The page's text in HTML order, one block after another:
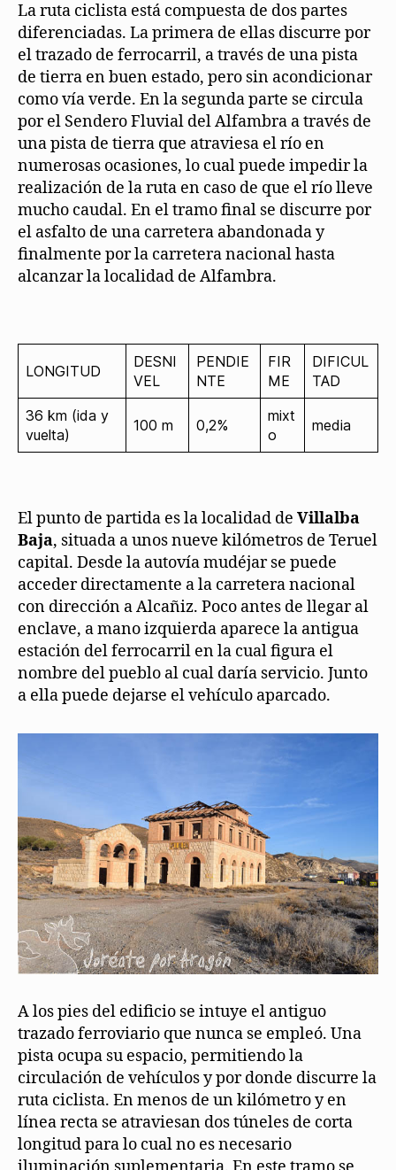
La ruta ciclista está compuesta de dos partes
diferenciadas. La primera de ellas discurre por
el trazado de ferrocarril, a través de una pista
de tierra en buen estado, pero sin acondicionar
como vía verde. En la segunda parte se circula
por el Sendero Fluvial del Alfambra a través de
una pista de tierra que atraviesa el río en
numerosas ocasiones, lo cual puede impedir la
realización de la ruta en caso de que el río lleve
mucho caudal. En el tramo final se discurre por
el asfalto de una carretera abandonada y
finalmente por la carretera nacional hasta
alcanzar la localidad de Alfambra.
LONGITUD
DESNI
VEL
PENDIE
NTE
FIR
ME
DIFICUL
TAD
36 km (ida y
vuelta)
100 m 0,2%
mixt
o
media
El punto de partida es la localidad de Villalba
Baja, situada a unos nueve kilómetros de Teruel
capital. Desde la autovía mudéjar se puede
acceder directamente a la carretera nacional
con dirección a Alcañiz. Poco antes de llegar al
enclave, a mano izquierda aparece la antigua
estación del ferrocarril en la cual figura el
nombre del pueblo al cual daría servicio. Junto
a ella puede dejarse el vehículo aparcado.
A los pies del edificio se intuye el antiguo
trazado ferroviario que nunca se empleó. Una
pista ocupa su espacio, permitiendo la
circulación de vehículos y por donde discurre la
ruta ciclista. En menos de un kilómetro y en
línea recta se atraviesan dos túneles de corta
longitud para lo cual no es necesario